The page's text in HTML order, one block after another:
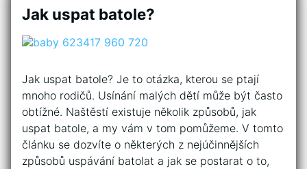
Jak uspat batole?
Jak uspat batole? Je to otázka, kterou se ptají
mnoho rodičů. Usínání malých dětí může být často
obtížné. Naštěstí existuje několik způsobů, jak
uspat batole, a my vám v tom pomůžeme. V tomto
článku se dozvíte o některých z nejúčinnějších
způsobů uspávání batolat a jak se postarat o to,